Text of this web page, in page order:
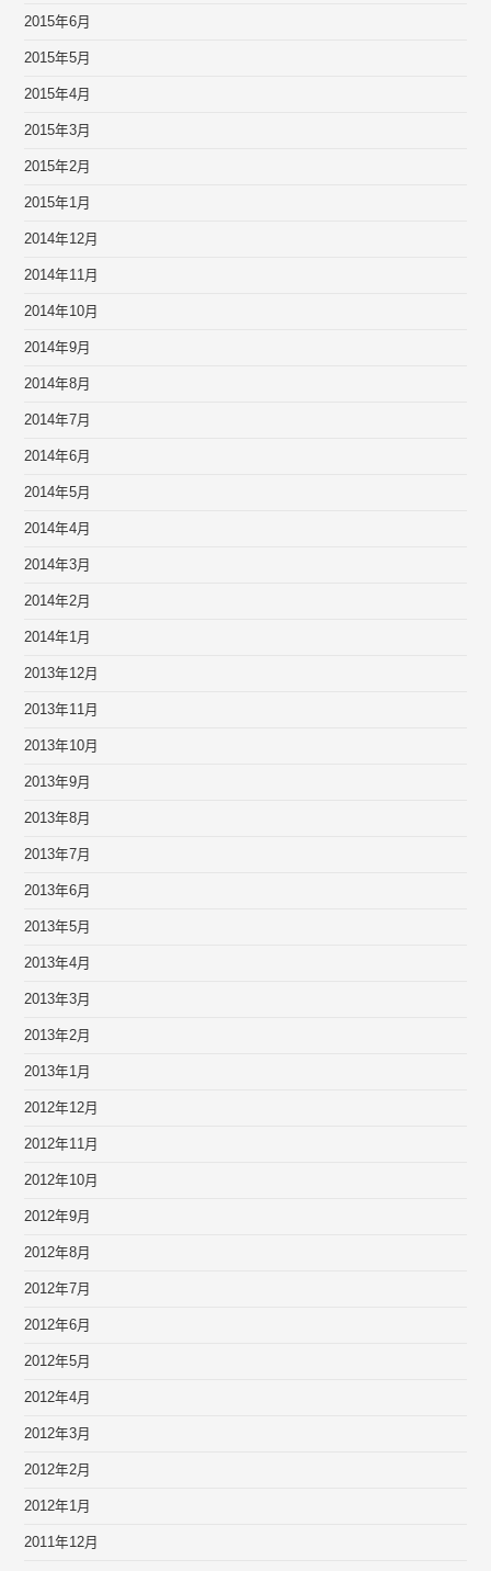
2015年6月
2015年5月
2015年4月
2015年3月
2015年2月
2015年1月
2014年12月
2014年11月
2014年10月
2014年9月
2014年8月
2014年7月
2014年6月
2014年5月
2014年4月
2014年3月
2014年2月
2014年1月
2013年12月
2013年11月
2013年10月
2013年9月
2013年8月
2013年7月
2013年6月
2013年5月
2013年4月
2013年3月
2013年2月
2013年1月
2012年12月
2012年11月
2012年10月
2012年9月
2012年8月
2012年7月
2012年6月
2012年5月
2012年4月
2012年3月
2012年2月
2012年1月
2011年12月